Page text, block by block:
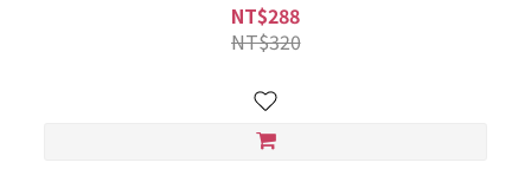
NT$288
NT$320